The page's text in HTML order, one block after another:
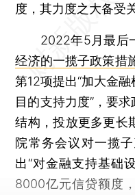
度，其力度之大备受
2022年5月最后一
经济的一揽子政策措
第12项提出“加大金
目的支持力度”，要
结构，投放更多更长
院常务会议对一揽
出“对金融支持基础
8000亿元信贷额度